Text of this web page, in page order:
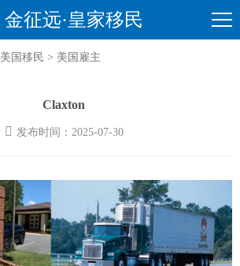
金征远·皇家移民
美国移民 > 美国雇主
Claxton
 发布时间：2025-07-30